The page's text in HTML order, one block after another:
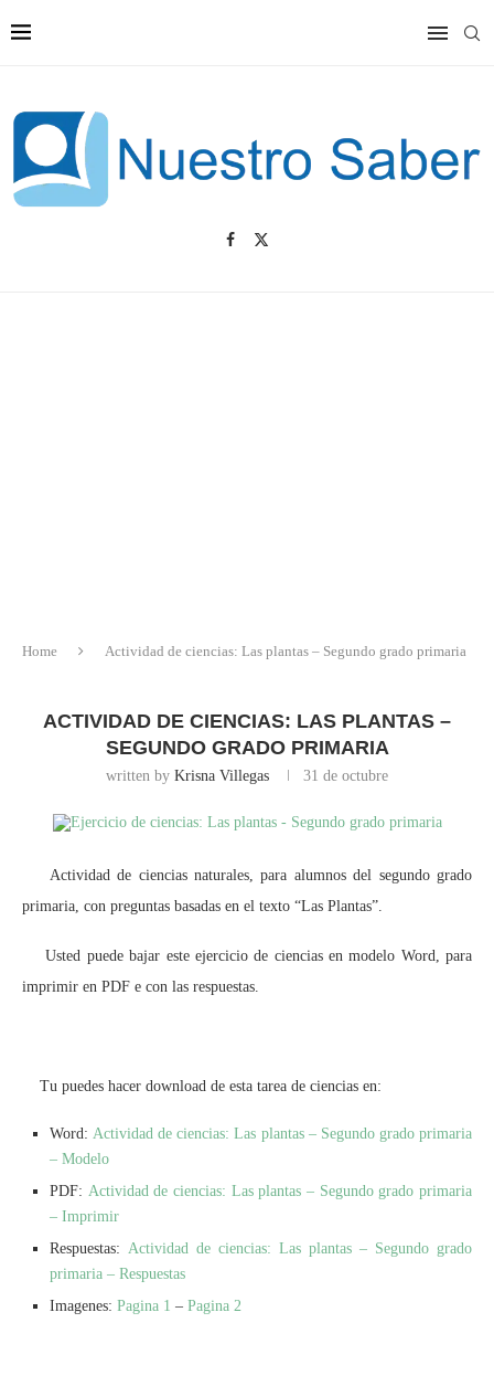
Home Actividad de ciencias: Las plantas – Segundo grado primaria
ACTIVIDAD DE CIENCIAS: LAS PLANTAS –
SEGUNDO GRADO PRIMARIA
written by Krisna Villegas 31 de octubre
Actividad de ciencias naturales, para alumnos del segundo grado
primaria, con preguntas basadas en el texto “Las Plantas”.
Usted puede bajar este ejercicio de ciencias en modelo Word, para
imprimir en PDF e con las respuestas.
Tu puedes hacer download de esta tarea de ciencias en:
Word: Actividad de ciencias: Las plantas – Segundo grado primaria
– Modelo
PDF: Actividad de ciencias: Las plantas – Segundo grado primaria
– Imprimir
Respuestas: Actividad de ciencias: Las plantas – Segundo grado
primaria – Respuestas
Imagenes: Pagina 1 – Pagina 2